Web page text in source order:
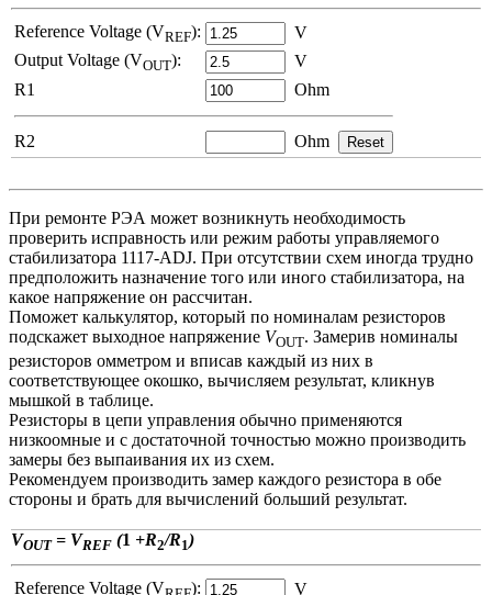
Reference Voltage (VREF):
V
Output Voltage (VOUT):
V
R1
Ohm
R2 Ohm
При ремонте РЭА может возникнуть необходимость
проверить исправность или режим работы управляемого
стабилизатора 1117-ADJ. При отсутствии схем иногда трудно
предположить назначение того или иного стабилизатора, на
какое напряжение он рассчитан.
Поможет калькулятор, который по номиналам резисторов
подскажет выходное напряжение VOUT. Замерив номиналы
резисторов омметром и вписав каждый из них в
соответствующее окошко, вычисляем результат, кликнув
мышкой в таблице.
Резисторы в цепи управления обычно применяются
низкоомные и с достаточной точностью можно производить
замеры без выпаивания их из схем.
Рекомендуем производить замер каждого резистора в обе
стороны и брать для вычислений больший результат.
VOUT= VREF (1 +R2/R1)
Reference Voltage (V ): V